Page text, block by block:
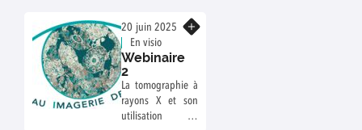
20 juin 2025
En visio
Webinaire
2
La tomographie à
rayons X et son
utilisation en